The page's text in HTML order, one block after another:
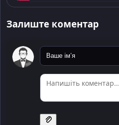
Залиште коментар